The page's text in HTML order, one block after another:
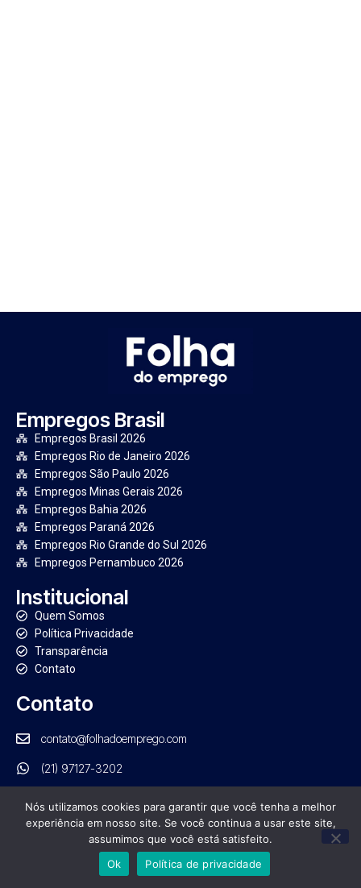
Empregos Brasil
Empregos Brasil 2026
Empregos Rio de Janeiro 2026
Empregos São Paulo 2026
Empregos Minas Gerais 2026
Empregos Bahia 2026
Empregos Paraná 2026
Empregos Rio Grande do Sul 2026
Empregos Pernambuco 2026
Institucional
Quem Somos
Política Privacidade
Transparência
Contato
Contato
contato@folhadoemprego.com
(21) 97127-3202
PORTAL FOLHA DO EMPREGO. TODOS OS DIREITOS RESERVADOS
GRUPO NRB DE COMUNICAÇÃO | CNPJ: 21.554.570/0001-01
Nós utilizamos cookies para garantir que você tenha a melhor
experiência em nosso site. Se você continua a usar este site,
assumimos que você está satisfeito.
Ok
Política de privacidade